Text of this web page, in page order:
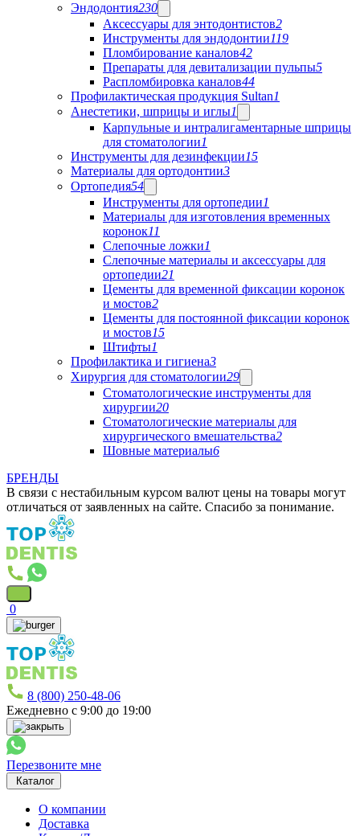
Эндодонтия230
Аксессуары для энтодонтистов2
Инструменты для эндодонтии119
Пломбирование каналов42
Препараты для девитализации пульпы5
Распломбировка каналов44
Профилактическая продукция Sultan1
Анестетики, шприцы и иглы1
Карпульные и интралигаментарные шприцы
для стоматологии1
Инструменты для дезинфекции15
Материалы для ортодонтии3
Ортопедия54
Инструменты для ортопедии1
Материалы для изготовления временных
коронок11
Слепочные ложки1
Слепочные материалы и аксессуары для
ортопедии21
Цементы для временной фиксации коронок
и мостов2
Цементы для постоянной фиксации коронок
и мостов15
Штифты1
Профилактика и гигиена3
Хирургия для стоматологии29
Стоматологические инструменты для
хирургии20
Стоматологические материалы для
хирургического вмешательства2
Шовные материалы6
БРЕНДЫ
В связи с нестабильным курсом валют цены на товары могут
отличаться от заявленных на сайте. Спасибо за понимание.
0
8 (800) 250-48-06
Ежедневно с 9:00 до 19:00
Перезвоните мне
Каталог
О компании
Доставка